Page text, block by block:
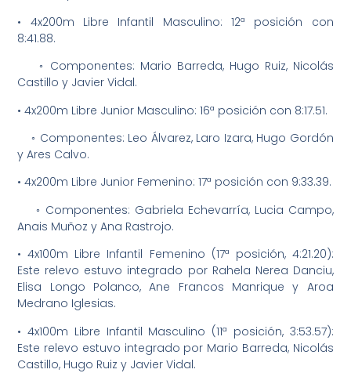
• 4x200m Libre Infantil Masculino: 12ª posición con
8:41.88.
◦ Componentes: Mario Barreda, Hugo Ruiz, Nicolás
Castillo y Javier Vidal.
• 4x200m Libre Junior Masculino: 16ª posición con 8:17.51.
◦ Componentes: Leo Álvarez, Laro Izara, Hugo Gordón
y Ares Calvo.
• 4x200m Libre Junior Femenino: 17ª posición con 9:33.39.
◦ Componentes: Gabriela Echevarría, Lucia Campo,
Anais Muñoz y Ana Rastrojo.
• 4x100m Libre Infantil Femenino (17ª posición, 4:21.20):
Este relevo estuvo integrado por Rahela Nerea Danciu,
Elisa Longo Polanco, Ane Francos Manrique y Aroa
Medrano Iglesias.
• 4x100m Libre Infantil Masculino (11ª posición, 3:53.57):
Este relevo estuvo integrado por Mario Barreda, Nicolás
Castillo, Hugo Ruiz y Javier Vidal.